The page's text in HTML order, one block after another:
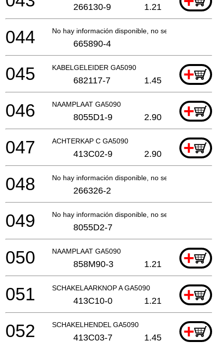
266130-9 1.21
No hay información disponible, no se puede pedir
044 665890-4
KABELGELEIDER GA5090 +
045 682117-7 1.45
NAAMPLAAT GA5090 +
046 8055D1-9 2.90
ACHTERKAP C GA5090 +
047 413C02-9 2.90
No hay información disponible, no se puede pedir
048 266326-2
No hay información disponible, no se puede pedir
049 8055D2-7
NAAMPLAAT GA5090 +
050 858M90-3 1.21
SCHAKELAARKNOP A GA5090 +
051 413C10-0 1.21
SCHAKELHENDEL GA5090 +
052 413C03-7 1.45